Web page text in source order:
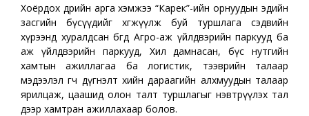
Хоёрдох өдрийн арга хэмжээ “Карек”-ийн орнуудын эдийн
засгийн бүсүүдийг хөгжүүлж буй туршлага сэдвийн
хүрээнд хуралдсан бөгөөд Агро-аж үйлдвэрийн паркууд ба
аж үйлдвэрийн паркууд, Хил дамнасан, бүс нутгийн
хамтын ажиллагаа ба логистик, тээврийн талаар
мэдээлэл өгч дүгнэлт хийн дараагийн алхмуудын талаар
ярилцаж, цаашид олон талт туршлагыг нэвтрүүлэх тал
дээр хамтран ажиллахаар болов.